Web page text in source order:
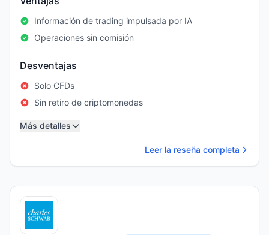
Información de trading impulsada por IA
Operaciones sin comisión
Desventajas
Solo CFDs
Sin retiro de criptomonedas
Más detalles
Leer la reseña completa